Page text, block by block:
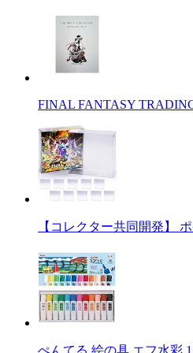
FINAL FANTASY
【コレクター共同開発】
ぺんてる 絵の具 エフ水彩